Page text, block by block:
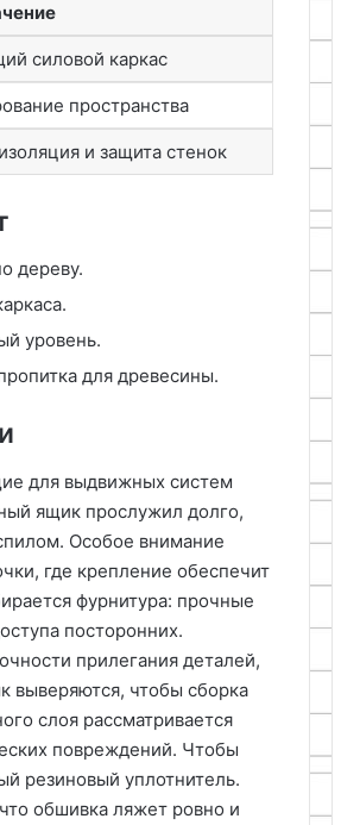
силовой каркас
пространства
и защита стенок
дереву.
уровень.
для древесины.
для выдвижных систем
ящик прослужил долго,
Особое внимание
где крепление обеспечит
фурнитура: прочные
посторонних.
прилегания деталей,
выверяются, чтобы сборка
слоя рассматривается
повреждений. Чтобы
резиновый уплотнитель.
обшивка ляжет ровно и